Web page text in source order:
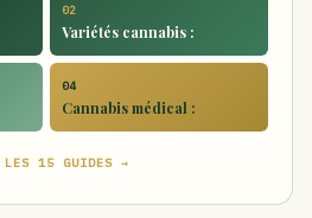
02
Variétés cannabis :
04
Cannabis médical :
LES 15 GUIDES →